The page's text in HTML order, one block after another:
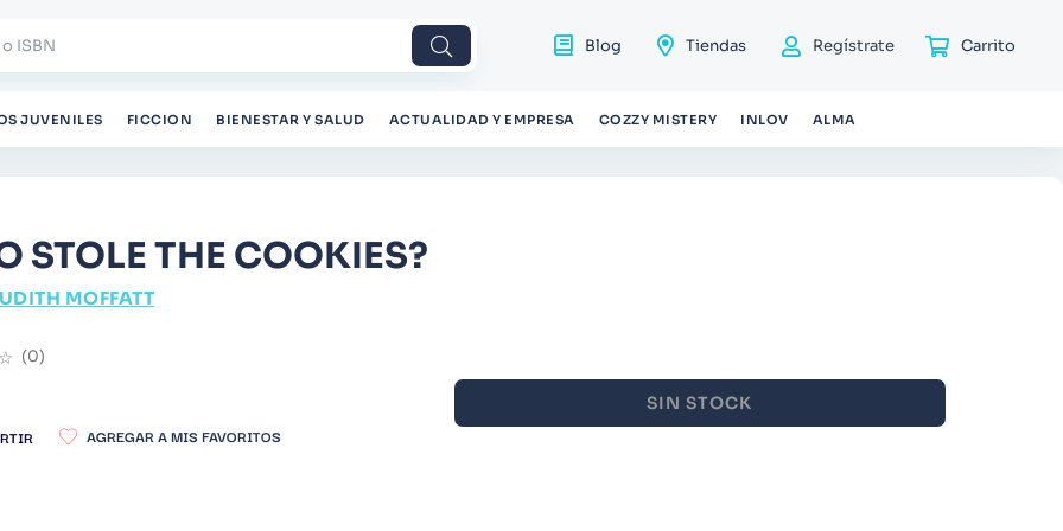
Blog Tiendas Regístrate
JUVENILES FICCION BIENESTAR Y SALUD ACTUALIDAD Y EMPRESA COZZY MISTERY INLOV ALMA
STOLE THE COOKIES?
MOFFATT
☆ (0)
SIN STOCK